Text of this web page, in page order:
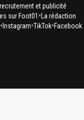
et publicité
sur Foot01 • La rédaction
• Instagram•TikTok•Facebook